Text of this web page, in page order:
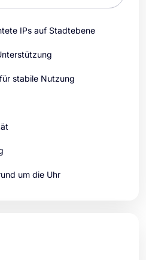
IPs auf Stadtebene
stabile Nutzung
um die Uhr